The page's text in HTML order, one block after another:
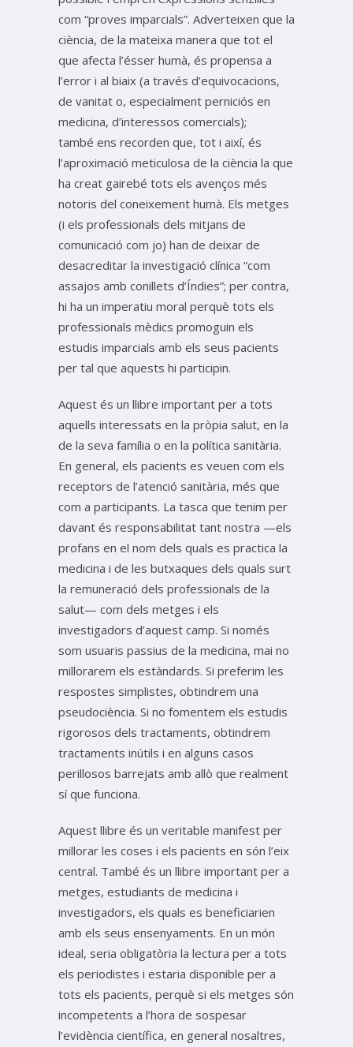
com “proves imparcials”. Adverteixen que la
ciència, de la mateixa manera que tot el
que afecta l’ésser humà, és propensa a
l’error i al biaix (a través d’equivocacions,
de vanitat o, especialment perniciós en
medicina, d’interessos comercials);
també ens recorden que, tot i així, és
l’aproximació meticulosa de la ciència la que
ha creat gairebé tots els avenços més
notoris del coneixement humà. Els metges
(i els professionals dels mitjans de
comunicació com jo) han de deixar de
desacreditar la investigació clínica “com
assajos amb conillets d’Índies”; per contra,
hi ha un imperatiu moral perquè tots els
professionals mèdics promoguin els
estudis imparcials amb els seus pacients
per tal que aquests hi participin.
Aquest és un llibre important per a tots
aquells interessats en la pròpia salut, en la
de la seva família o en la política sanitària.
En general, els pacients es veuen com els
receptors de l’atenció sanitària, més que
com a participants. La tasca que tenim per
davant és responsabilitat tant nostra —els
profans en el nom dels quals es practica la
medicina i de les butxaques dels quals surt
la remuneració dels professionals de la
salut— com dels metges i els
investigadors d’aquest camp. Si només
som usuaris passius de la medicina, mai no
millorarem els estàndards. Si preferim les
respostes simplistes, obtindrem una
pseudociència. Si no fomentem els estudis
rigorosos dels tractaments, obtindrem
tractaments inútils i en alguns casos
perillosos barrejats amb allò que realment
sí que funciona.
Aquest llibre és un veritable manifest per
millorar les coses i els pacients en són l’eix
central. També és un llibre important per a
metges, estudiants de medicina i
investigadors, els quals es beneficiarien
amb els seus ensenyaments. En un món
ideal, seria obligatòria la lectura per a tots
els periodistes i estaria disponible per a
tots els pacients, perquè si els metges són
incompetents a l’hora de sospesar
l’evidència científica, en general nosaltres,